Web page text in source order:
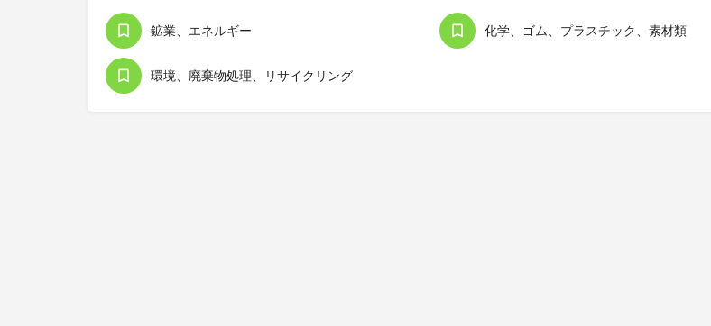
鉱業、エネルギー 化学、ゴム、プラスチック、素材類
環境、廃棄物処理、リサイクリング